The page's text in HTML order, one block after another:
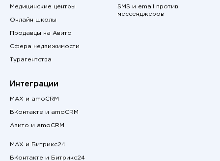
Медицинские центры
Онлайн школы
Продавцы на Авито
Сфера недвижимости
Турагентства
Интеграции
MAX и amoCRM
ВКонтакте и amoCRM
Авито и amoCRM
MAX и Битрикс24
ВКонтакте и Битрикс24
SMS и email против
мессенджеров